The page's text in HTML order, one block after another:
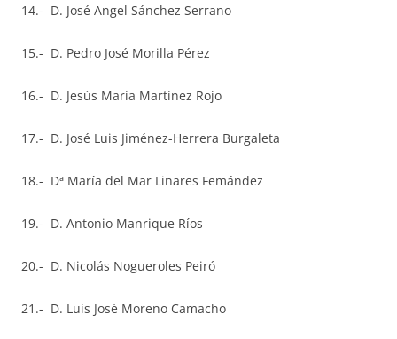
14.- D. José Angel Sánchez Serrano
15.- D. Pedro José Morilla Pérez
16.- D. Jesús María Martínez Rojo
17.- D. José Luis Jiménez-Herrera Burgaleta
18.- Dª María del Mar Linares Femández
19.- D. Antonio Manrique Ríos
20.- D. Nicolás Nogueroles Peiró
21.- D. Luis José Moreno Camacho